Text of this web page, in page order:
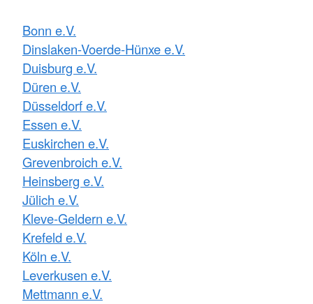
Bonn e.V.
Dinslaken-Voerde-Hünxe e.V.
Duisburg e.V.
Düren e.V.
Düsseldorf e.V.
Essen e.V.
Euskirchen e.V.
Grevenbroich e.V.
Heinsberg e.V.
Jülich e.V.
Kleve-Geldern e.V.
Krefeld e.V.
Köln e.V.
Leverkusen e.V.
Mettmann e.V.